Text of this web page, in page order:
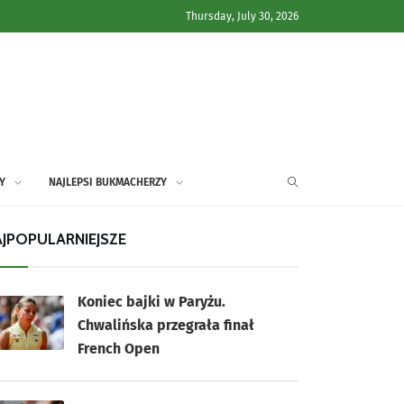
Thursday, July 30, 2026
NAJLEPSI BUKMACHERZY
Koniec bajki w Paryżu.
Chwalińska przegrała finał
French Open